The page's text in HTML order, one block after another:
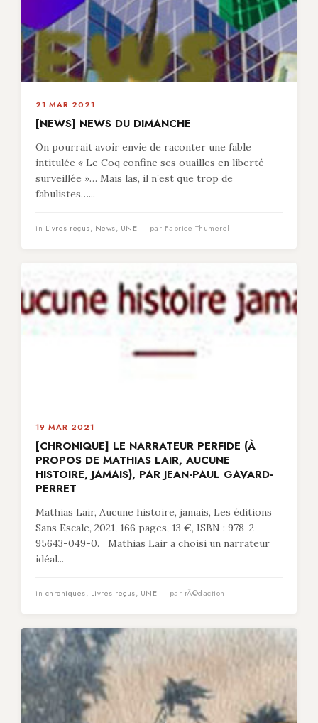
21 MAR 2021
[NEWS] NEWS DU DIMANCHE
On pourrait avoir envie de raconter une fable
intitulée « Le Coq confine ses ouailles en liberté
surveillée »… Mais las, il n’est que trop de
fabulistes…...
in Livres reçus, News, UNE — par Fabrice Thumerel
19 MAR 2021
[CHRONIQUE] LE NARRATEUR PERFIDE (À
PROPOS DE MATHIAS LAIR, AUCUNE
HISTOIRE, JAMAIS), PAR JEAN-PAUL GAVARD-
PERRET
Mathias Lair, Aucune histoire, jamais, Les éditions
Sans Escale, 2021, 166 pages, 13 €, ISBN : 978-2-
95643-049-0. Mathias Lair a choisi un narrateur
idéal...
in chroniques, Livres reçus, UNE — par rÃ©daction